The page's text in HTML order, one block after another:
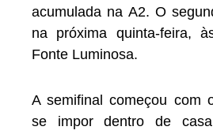
acumulada na A2. O
na próxima quinta-feira,
Fonte Luminosa.
A semifinal começou com
se impor dentro de